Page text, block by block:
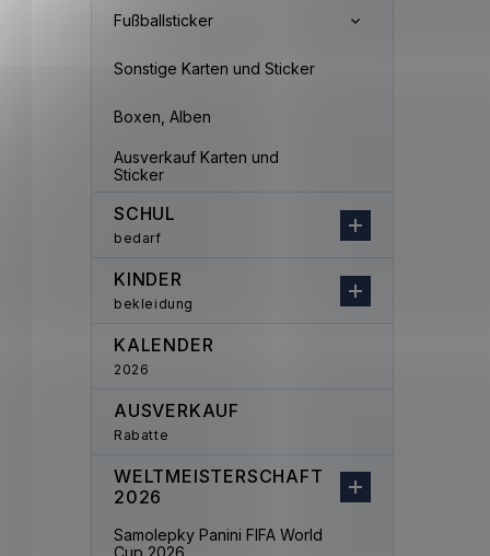
Fußballsticker
Sonstige Karten und Sticker
Boxen, Alben
Ausverkauf Karten und
Sticker
SCHUL
bedarf
KINDER
bekleidung
KALENDER
2026
AUSVERKAUF
Rabatte
WELTMEISTERSCHAFT
2026
Samolepky Panini FIFA World
Cup 2026